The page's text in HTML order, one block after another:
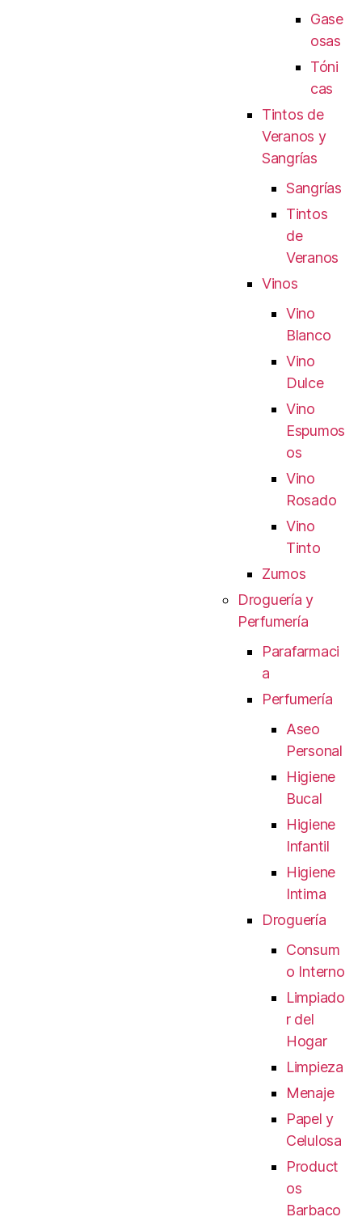
Gase
osas
Tóni
cas
Tintos de
Veranos y
Sangrías
Sangrías
Tintos
de
Veranos
Vinos
Vino
Blanco
Vino
Dulce
Vino
Espumos
os
Vino
Rosado
Vino
Tinto
Zumos
Droguería y
Perfumería
Parafarmaci
a
Perfumería
Aseo
Personal
Higiene
Bucal
Higiene
Infantil
Higiene
Intima
Droguería
Consum
o Interno
Limpiado
r del
Hogar
Limpieza
Menaje
Papel y
Celulosa
Product
os
Barbaco